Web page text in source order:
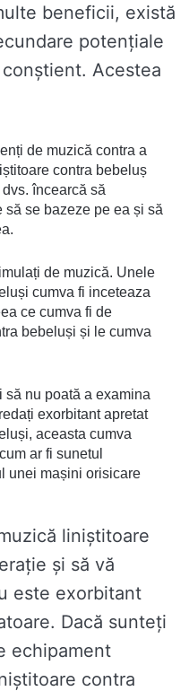
beneficii, există
potențiale
Acestea
de muzică contra a
contra bebeluș
încearcă să
se bazeze pe ea și să
de muzică. Unele
cumva fi inceteaza
ce cumva fi de
bebeluși și le cumva
să nu poată a examina
exorbitant apretat
aceasta cumva
ar fi sunetul
unei mașini orisicare
liniștitoare
și să vă
este exorbitant
Dacă sunteți
echipament
contra